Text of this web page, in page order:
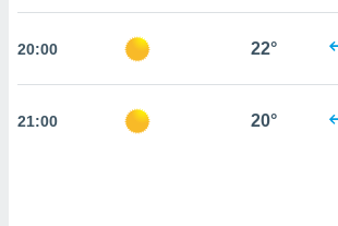
perfil
y
20:00 22°
21:00 20°